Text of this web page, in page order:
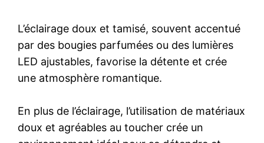
L’éclairage doux et tamisé, souvent accentué
par des bougies parfumées ou des lumières
LED ajustables, favorise la détente et crée
une atmosphère romantique.
En plus de l’éclairage, l’utilisation de matériaux
doux et agréables au toucher crée un